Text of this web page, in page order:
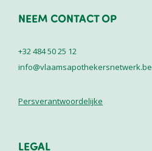
NEEM CONTACT OP
+32 484 50 25 12
info@vlaamsapothekersnetwerk.be
Persverantwoordelijke
LEGAL